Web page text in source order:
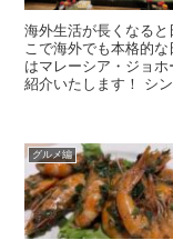
海外生活が長くなる
こで海外でも本格的
はマレーシア・ジョ
紹介いたします！ シ
グルメ編